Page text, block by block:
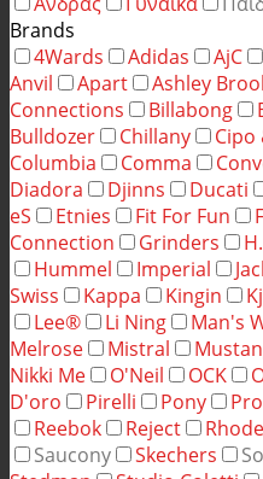
Brands
4Wards
Adidas AjC
Anvil
Apart Ashley
Connections
Billabong
Bulldozer
Chillany Cipo
Columbia
Comma
Diadora
Djinns Ducati
eS
Etnies Fit For Fun
Connection
Grinders
Hummel
Imperial
Swiss
Kappa Kingin
Lee®
Li Ning Man's
Melrose
Mistral
Nikki Me
O'Neil OCK
D'oro
Pirelli Pony
Reebok
Reject
Saucony
Skechers